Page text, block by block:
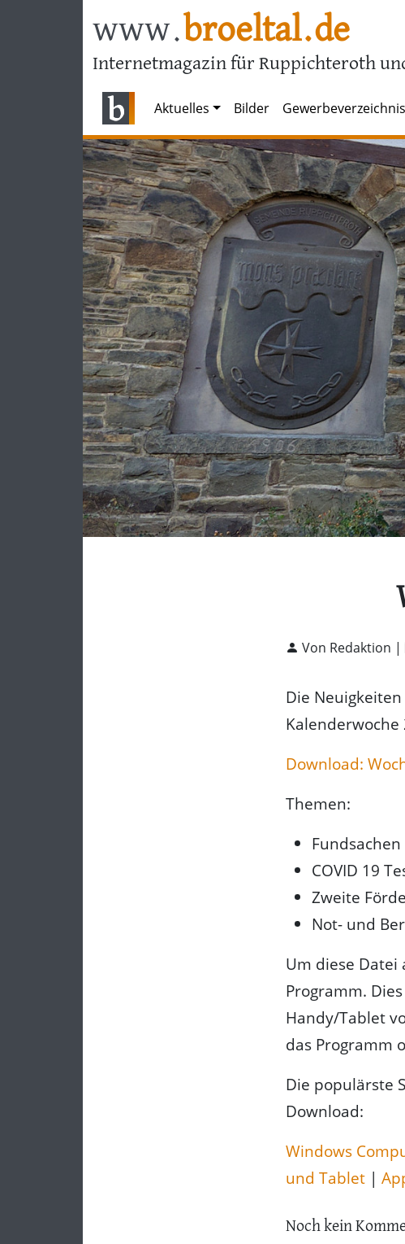
www.broeltal.de
Internetmagazin für Ruppichteroth
Aktuelles Bilder Gewerbeverzeichnis
Von Redaktion |
Die
Kalenderwoche
Download:
Themen:
Fundsachen
COVID 19
Zweite
Not- und
Um diese Datei
Programm.
Handy/Tablet
das Programm
Die populärste
Download:
Windows
und Tablet |
Noch kein